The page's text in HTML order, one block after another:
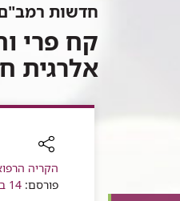
חדשות
קח פרי
אלרגית
רכיב
שיתוף
הקריה
פורסם: 14 ביוני, 2026